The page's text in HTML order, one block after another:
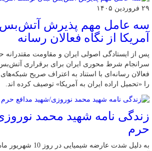
۲۹ فروردین ۱۴۰۵
سه عامل مهم پذیرش آتش‌بس
آمریکا از نگاه فعالان رسانه
پس از ایستادگی اصولی ایران و مقاومت مقتدرانه
سرانجام شرط محوری ایران برای برقراری آتش‌بس
فعالان رسانه‌ای با استناد به اعتراف صریح
را «تحمیل اراده ایران به آمریکا» توصیف کرده اند.
زندگی نامه شهید محمد
حرم